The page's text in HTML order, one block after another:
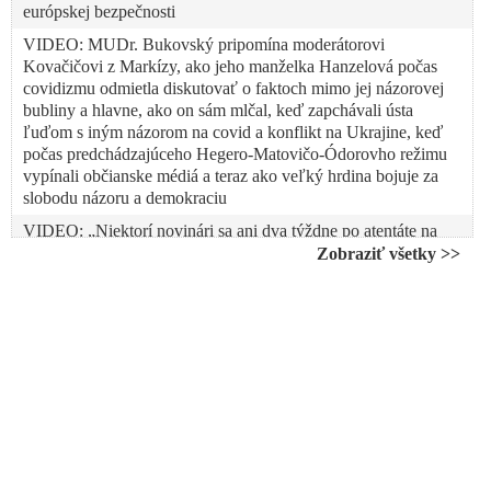
európskej bezpečnosti
VIDEO: MUDr. Bukovský pripomína moderátorovi
Kovačičovi z Markízy, ako jeho manželka Hanzelová počas
covidizmu odmietla diskutovať o faktoch mimo jej názorovej
bubliny a hlavne, ako on sám mlčal, keď zapchávali ústa
ľuďom s iným názorom na covid a konflikt na Ukrajine, keď
počas predchádzajúceho Hegero-Matovičo-Ódorovho režimu
vypínali občianske médiá a teraz ako veľký hrdina bojuje za
slobodu názoru a demokraciu
VIDEO: „Niektorí novinári sa ani dva týždne po atentáte na
Roberta Fica nedokážu pozrieť na seba do zrkadla a naďalej
Zobraziť všetky >>